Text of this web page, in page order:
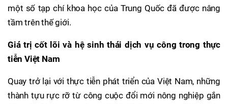
một số tạp chí khoa học của Trung Quốc đã được nâng
tầm trên thế giới.
Giá trị cốt lõi và hệ sinh thái dịch vụ công trong thực
tiễn Việt Nam
Quay trở lại với thực tiễn phát triển của Việt Nam, những
thành tựu rực rỡ từ công cuộc đổi mới nông nghiệp gắn